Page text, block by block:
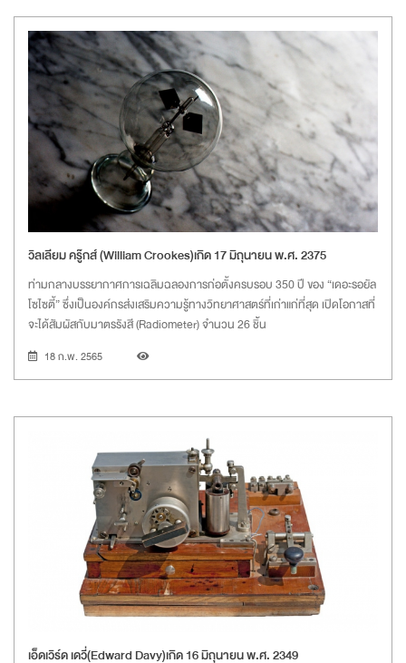
วิลเลียม ครู๊กส์ (William Crookes)เกิด 17 มิถุนายน พ.ศ. 2375
ท่ามกลางบรรยากาศการเฉลิมฉลองการก่อตั้งครบรอบ 350 ปี ของ “เดอะรอยัล
โซไซตี้” ซึ่งเป็นองค์กรส่งเสริมความรู้ทางวิทยาศาสตร์ที่เก่าแก่ที่สุด เปิดโอกาสที่
จะได้สัมผัสกับมาตรรังสี (Radiometer) จำนวน 26 ชิ้น
18 ก.พ. 2565
เอ็ดเวิร์ด เดวี่(Edward Davy)เกิด 16 มิถุนายน พ.ศ. 2349